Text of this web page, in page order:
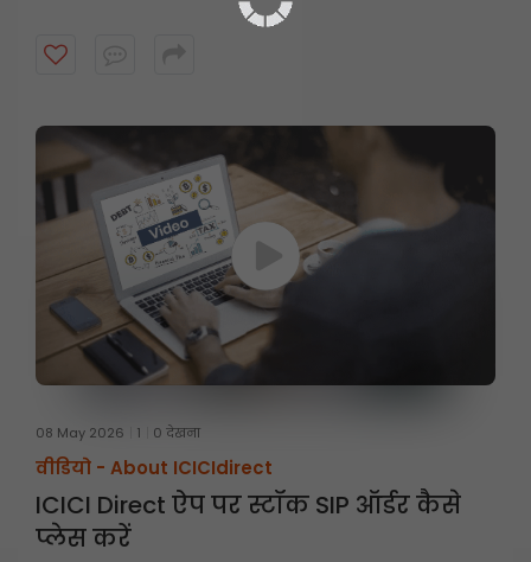
08 May 2026 1 0 देखना
वीडियो - About ICICIdirect
ICICI Direct ऐप पर स्टॉक SIP ऑर्डर कैसे
प्लेस करें